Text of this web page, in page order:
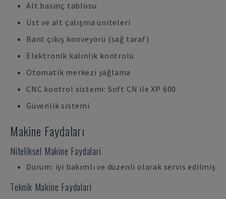
Alt basınç tablosu
Üst ve alt çalışma üniteleri
Bant çıkış konveyörü (sağ taraf)
Elektronik kalınlık kontrolü
Otomatik merkezi yağlama
CNC kontrol sistemi: Soft CN ile XP 600
Güvenlik sistemi
Makine Faydaları
Niteliksel Makine Faydalari
Durum: iyi bakımlı ve düzenli olarak servis edilmiş
Teknik Makine Faydalari